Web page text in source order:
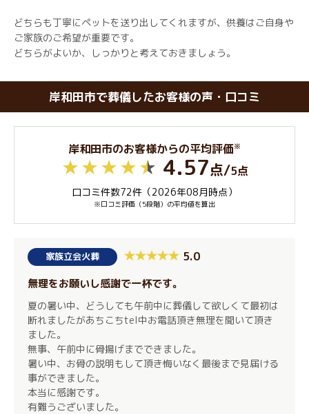
どちらも丁寧にペットを送り出してくれますが、供養はご自身や
ご家族のご希望が重要です。
どちらがよいか、しっかりと考えておきましょう。
岸和田市で葬儀したお客様の声・口コミ
岸和田市のお客様からの平均評価※
4.57点/5点
口コミ件数72件（2026年08月時点）
※口コミ評価（5段階）の平均値を算出
家族立会火葬 5.0
無理をお願いし感謝で一杯です。
夏の暑い中、どうしても午前中に葬儀して欲しくて最初は
断れましたがあちこちtel中お電話頂き無理を聞いて頂き
ました。
無事、午前中に骨揚げまでできました。
暑い中、お骨の説明もして頂き悔いなく最後まで見届ける
事ができました。
本当に感謝です。
有難うございました。